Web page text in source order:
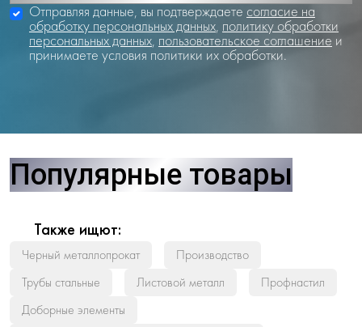
Отправляя данные, вы подтверждаете согласие на
обработку персональных данных, политику обработки
персональных данных, пользовательское соглашение и
принимаете условия политики их обработки.
Популярные товары
Также ищют:
Черный металлопрокат
Производство
Трубы стальные
Листовой металл
Профнастил
Доборные элементы